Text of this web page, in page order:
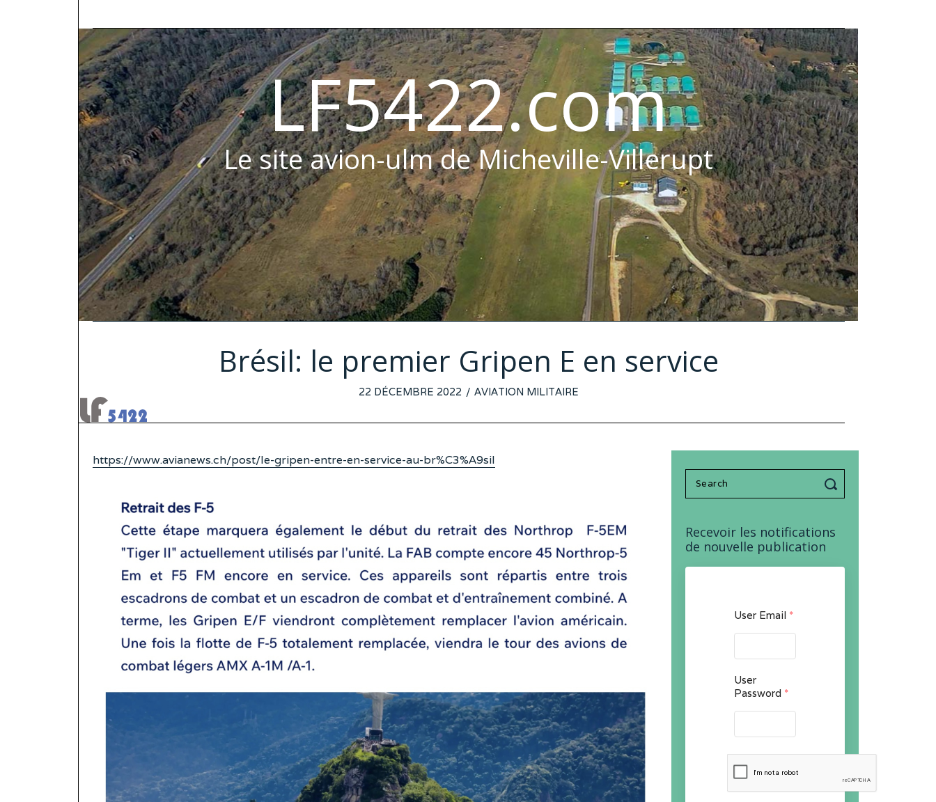
LF5422.com
Le site avion-ulm de Micheville-Villerupt
Brésil: le premier Gripen E en service
POSTED
22 DÉCEMBRE 2022 19
2022
AVIATION MILITAIRE
https://www.avianews.ch/post/le-gripen-entre-en-service-au-br%C3%A9sil
Search
for:
Recevoir les notifications
de nouvelle publication
User Email *
User
Password *